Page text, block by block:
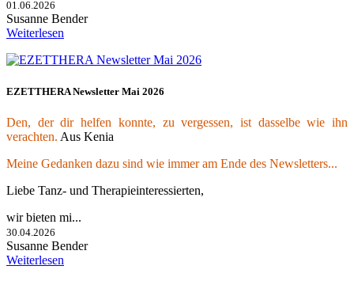
01.06.2026
Susanne Bender
Weiterlesen
EZETTHERA Newsletter Mai 2026
Den, der dir helfen konnte, zu vergessen, ist dasselbe wie ihn
verachten. Aus Kenia
Meine Gedanken dazu sind wie immer am Ende des Newsletters...
Liebe Tanz- und Therapieinteressierten,
wir bieten mi...
30.04.2026
Susanne Bender
Weiterlesen